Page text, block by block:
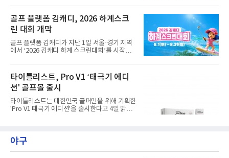
다. 시드권자와 예선통과자, 신인 및 초청 선수,
오프라인 예선전을 통해 선발
리CC에서 열린다. 유소년 골프 저변을 넓히기
위해 2024년 시작돼 올해 3년 연속 개최되는 행
사다.참가 규모는 프로 20명과 유소년 60명. 올
시즌 상반기 우승자인 문동현, 최찬, 오승택, 이
상엽 등이 이름을 올렸다.운영 방식이 특징적이
다. 프로 1명과 유소년 3명이 한 팀을 이뤄 18홀
코스 플레이와 쇼트 게임을 훈련하고, 멘토와 대
어 설렌다"고 밝혔다.이번 캠프는 문화체육관광
부와 국민체육진흥공단의
골프 플랫폼 김캐디, 2026 하계스크
린 대회 개막
골프 플랫폼 김캐디가 지난 1일 서울·경기 지역
에서 ‘2026 김캐디 하계 스크린대회’를 시작했
캐디 앱 이용자라면 무료로 참여할 수 있다. 김캐
디 앱에서 대회 참가 신청 후 지도에서 공식 참여
매장을 확인하고 예약하면 된다. 공식 참여 매장
에서 총 3개의 지정 코스 중 원하는 코스를 플레
이하면 대회 기록이 자동으로 반영된다. 앱 내 리
더보드에서는 자신의 스코어와 현재 순위를 실
시간으로 확인할 수 있다. 김캐디는 이번 대회를
데 선착순 1,000명에게도 골프장갑을 증정한다.
지정 코스 3
타이틀리스트, Pro V1 ‘태극기 에디
션' 골프볼 출시
타이틀리스트는 대한민국 골퍼만을 위해 기획한
'Pro V1 태극기 에디션'을 출시한다고 4일 밝혔
화이트 컬러를 바탕으로 흑색과 청색, 홍색을 절
제된 방식으로 배치해 대한민국의 정체성을 표
야구